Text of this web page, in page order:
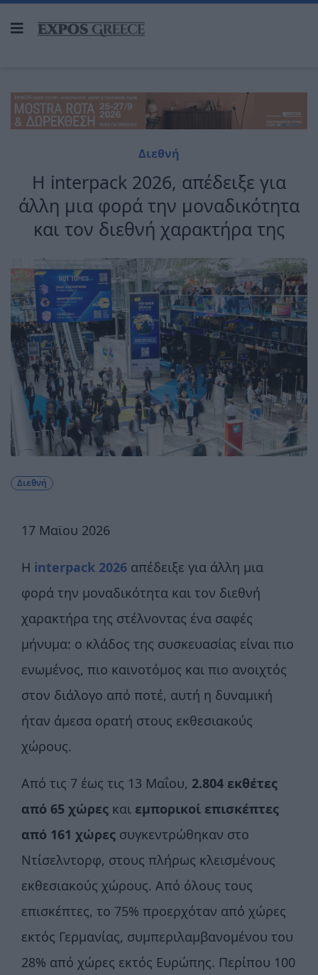
Διεθνή
H interpack 2026, απέδειξε για
άλλη μια φορά την μοναδικότητα
και τον διεθνή χαρακτήρα της
Διεθνή
17 Μαϊου 2026
H interpack 2026 απέδειξε για άλλη μια
φορά την μοναδικότητα και τον διεθνή
χαρακτήρα της στέλνοντας ένα σαφές
μήνυμα: ο κλάδος της συσκευασίας είναι πιο
ενωμένος, πιο καινοτόμος και πιο ανοιχτός
στον διάλογο από ποτέ, αυτή η δυναμική
ήταν άμεσα ορατή στους εκθεσιακούς
χώρους.
Από τις 7 έως τις 13 Μαΐου, 2.804 εκθέτες
από 65 χώρες και εμπορικοί επισκέπτες
από 161 χώρες συγκεντρώθηκαν στο
Ντίσελντορφ, στους πλήρως κλεισμένους
εκθεσιακούς χώρους. Από όλους τους
επισκέπτες, το 75% προερχόταν από χώρες
εκτός Γερμανίας, συμπεριλαμβανομένου του
28% από χώρες εκτός Ευρώπης. Περίπου 100